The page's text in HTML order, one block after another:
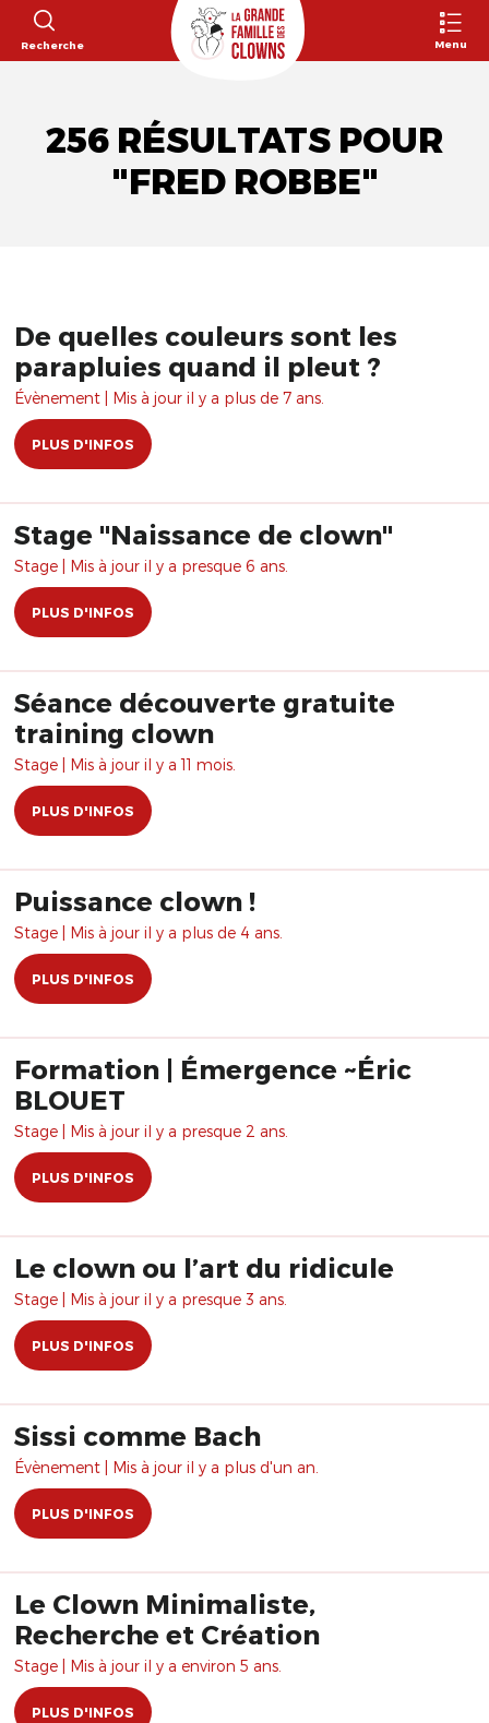
Recherche Menu
256 RÉSULTATS POUR
"FRED ROBBE"
De quelles couleurs sont les
parapluies quand il pleut ?
Évènement | Mis à jour il y a plus de 7 ans.
PLUS D'INFOS
Stage "Naissance de clown"
Stage | Mis à jour il y a presque 6 ans.
PLUS D'INFOS
Séance découverte gratuite
training clown
Stage | Mis à jour il y a 11 mois.
PLUS D'INFOS
Puissance clown !
Stage | Mis à jour il y a plus de 4 ans.
PLUS D'INFOS
Formation | Émergence ~Éric
BLOUET
Stage | Mis à jour il y a presque 2 ans.
PLUS D'INFOS
Le clown ou l’art du ridicule
Stage | Mis à jour il y a presque 3 ans.
PLUS D'INFOS
Sissi comme Bach
Évènement | Mis à jour il y a plus d'un an.
PLUS D'INFOS
Le Clown Minimaliste,
Recherche et Création
Stage | Mis à jour il y a environ 5 ans.
PLUS D'INFOS